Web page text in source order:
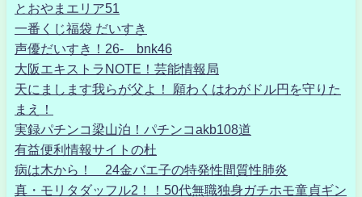
とおやまエリア51
一番くじ福袋 だいすき
声優だいすき！26- bnk46
大阪エキストラNOTE！芸能情報局
天にまします我らが父よ！ 願わくはわがドル円を守りた
まえ！
実録パチンコ梁山泊！パチンコakb108道
有益便利情報サイトの杜
病は木から！ 24金バエ子の特発性間質性肺炎
真・モリタダッフル2！！50代無職独身ガチホモ童貞ギン